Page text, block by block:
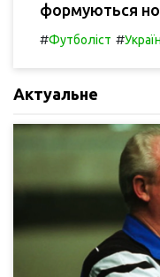
формуються
#Футболіст #
Актуальне